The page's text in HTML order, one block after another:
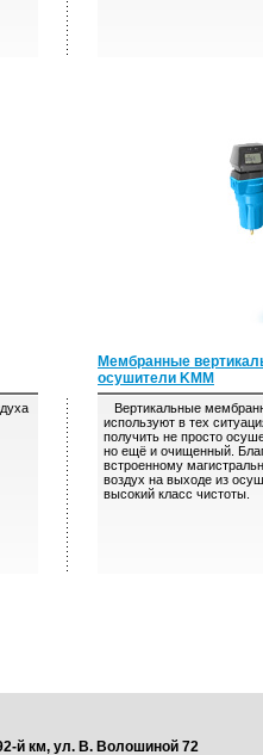
Мембранные
осушители KMM
Вертикальные
используют в тех
получить не просто
но ещё и очищенный.
встроенному
воздух на выходе из
высокий класс чистоты.
й км, ул. В. Волошиной 72